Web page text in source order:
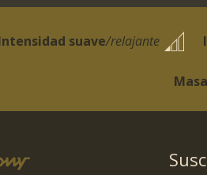
suave/relajante